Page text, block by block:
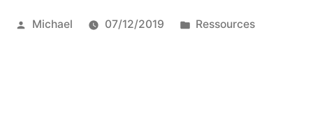
Publié
Michael 07/12/2019
Publié
Ressources